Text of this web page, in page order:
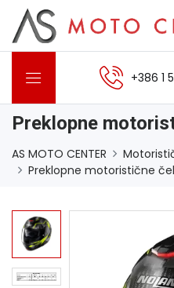
+386 1
Preklopne
AS MOTO CENTER
Preklopne motoristične